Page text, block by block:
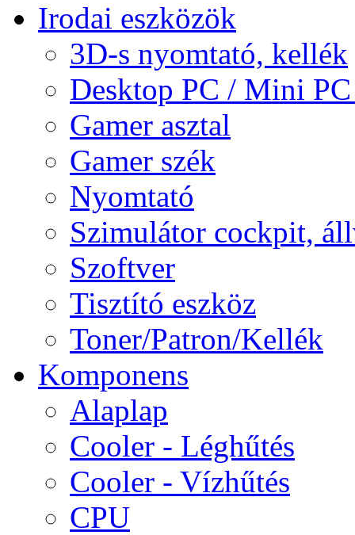
Irodai eszközök
3D-s nyomtató, kellék
Desktop PC / Mini
Gamer asztal
Gamer szék
Nyomtató
Szimulátor cockpit,
Szoftver
Tisztító eszköz
Toner/Patron/Kellék
Komponens
Alaplap
Cooler - Léghűtés
Cooler - Vízhűtés
CPU